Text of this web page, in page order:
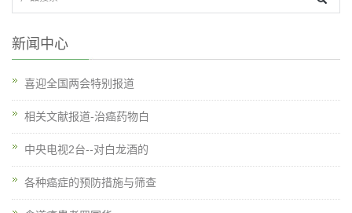
新闻中心
喜迎全国两会特别报道
相关文献报道-治癌药物白
中央电视2台--对白龙酒的
各种癌症的预防措施与筛查